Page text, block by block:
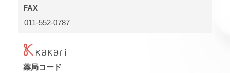
FAX
011-552-0787
薬局コード